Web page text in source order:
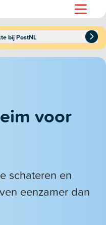
bij PostNL
voor
schateren en
eenzamer dan